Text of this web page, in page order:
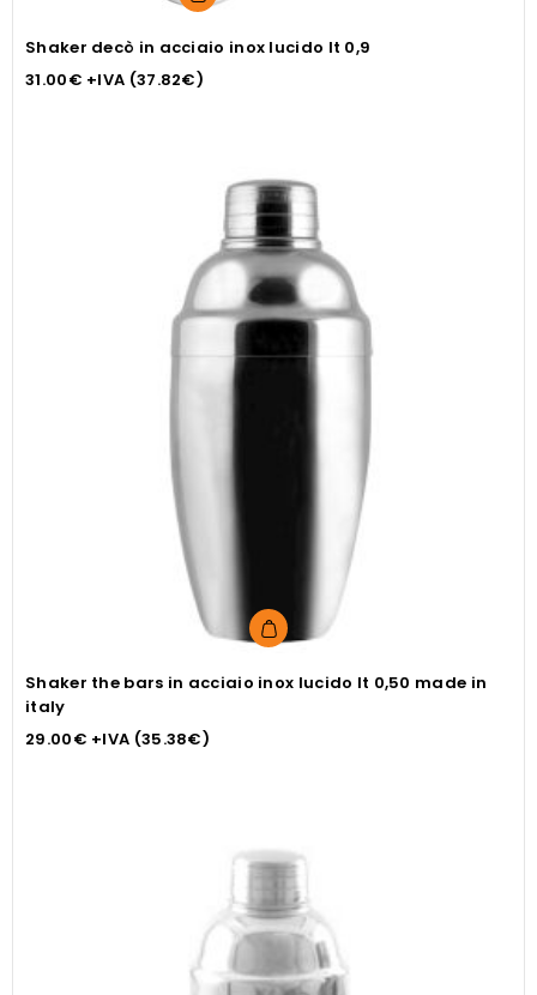
Shaker decò in acciaio inox lucido lt 0,9
31.00€ +IVA (37.82€)
Shaker the bars in acciaio inox lucido lt 0,50 made in
italy
29.00€ +IVA (35.38€)